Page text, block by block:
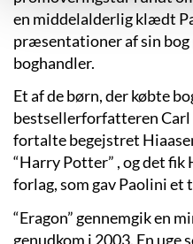
en middelalderlig klædt
præsentationer af sin bog
boghandler.
Et af de børn, der købte
bestsellerforfatteren Carl
fortalte begejstret
“Harry Potter” , og det fik
forlag, som gav Paolini et
“Eragon” gennemgik en
genudkom i 2003. En uge